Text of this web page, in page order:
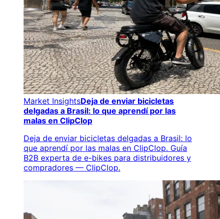
Market InsightsDeja de enviar bicicletas
delgadas a Brasil: lo que aprendí por las
malas en ClipClop
Deja de enviar bicicletas delgadas a Brasil: lo
que aprendí por las malas en ClipClop. Guía
B2B experta de e-bikes para distribuidores y
compradores — ClipClop.